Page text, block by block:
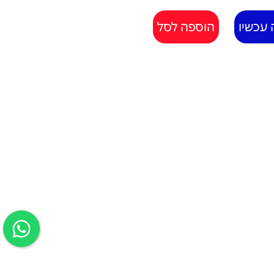
עכשיו הוספה לסל